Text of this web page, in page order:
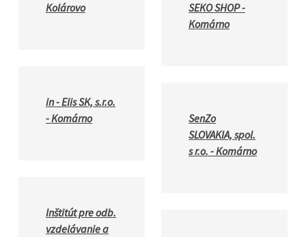
Kolárovo
in - Elis SK, s.r.o.
- Komárno
Inštitút pre odb.
vzdelávanie a
SEKO SHOP -
Komárno
SenZo
SLOVAKIA, spol.
s r.o. - Komárno